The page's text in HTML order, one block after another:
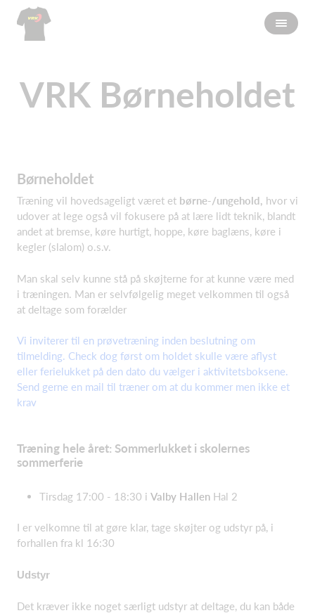
VRK Børneholdet
Børneholdet
Træning vil hovedsageligt været et børne-/ungehold, hvor vi
udover at lege også vil fokusere på at lære lidt teknik, blandt
andet at bremse, køre hurtigt, hoppe, køre baglæns, køre i
kegler (slalom) o.s.v.
Man skal selv kunne stå på skøjterne for at kunne være med
i træningen. Man er selvfølgelig meget velkommen til også
at deltage som forælder
Vi inviterer til en prøvetræning inden beslutning om
tilmelding. Check dog først om holdet skulle være aflyst
eller ferielukket på den dato du vælger i aktivitetsboksene.
Send gerne en mail til træner om at du kommer men ikke et
krav
Træning hele året: Sommerlukket i skolernes
sommerferie
Tirsdag 17:00 - 18:30 i Valby Hallen Hal 2
I er velkomne til at gøre klar, tage skøjter og udstyr på, i
forhallen fra kl 16:30
Udstyr
Det kræver ikke noget særligt udstyr at deltage, du kan både